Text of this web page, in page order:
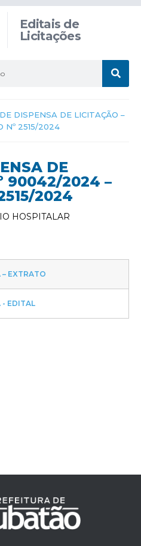
Editais de
Licitações
DISPENSA DE LICITAÇÃO –
Nº 2515/2024
DE
90042/2024 –
2024
HOSPITALAR
– EXTRATO
- EDITAL